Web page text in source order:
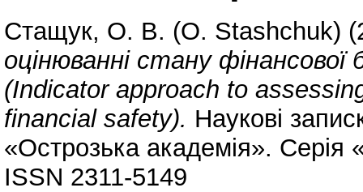
Стащук, О. В. (O. Stashchuk)
оцінюванні стану
(Indicator approach to
financial safety). Наукові
«Острозька академія». Серія
ISSN 2311-5149